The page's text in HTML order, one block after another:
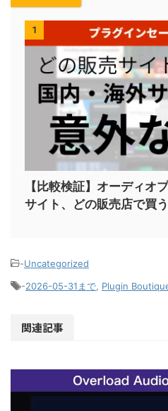
1
【比較検証】オーディオ
サイト、どの販売店で買
-Uncategorized
-2026-05-31まで Plugin
関連記事